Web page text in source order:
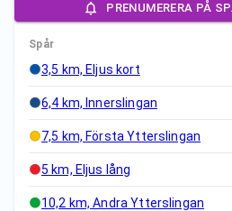
PRENUMERERA PÅ
Spår
3,5 km, Eljus kort
6,4 km, Innerslingan
7,5 km, Första Ytterslingan
5 km, Eljus lång
10,2 km, Andra Ytterslingan